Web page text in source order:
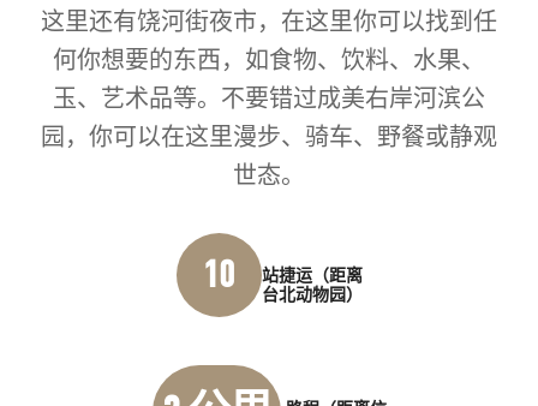
这里还有饶河街夜市，在这里你可以找到任
何你想要的东西，如食物、饮料、水果、
玉、艺术品等。不要错过成美右岸河滨公
园，你可以在这里漫步、骑车、野餐或静观
世态。
10
站捷运（距离
台北动物园）